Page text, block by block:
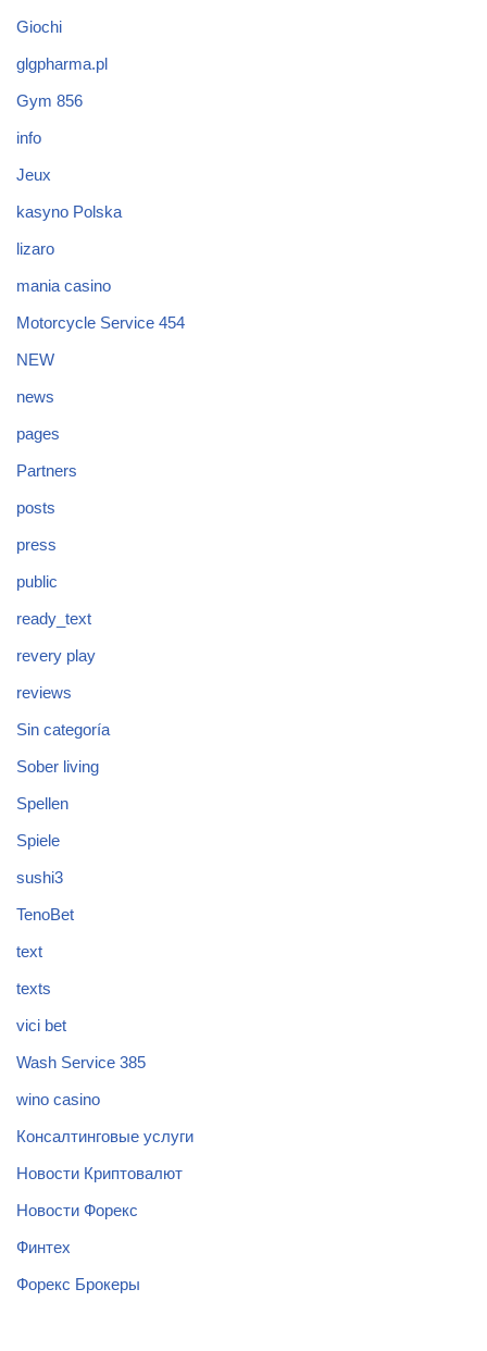
Giochi
glgpharma.pl
Gym 856
info
Jeux
kasyno Polska
lizaro
mania casino
Motorcycle Service 454
NEW
news
pages
Partners
posts
press
public
ready_text
revery play
reviews
Sin categoría
Sober living
Spellen
Spiele
sushi3
TenoBet
text
texts
vici bet
Wash Service 385
wino casino
Консалтинговые услуги
Новости Криптовалют
Новости Форекс
Финтех
Форекс Брокеры